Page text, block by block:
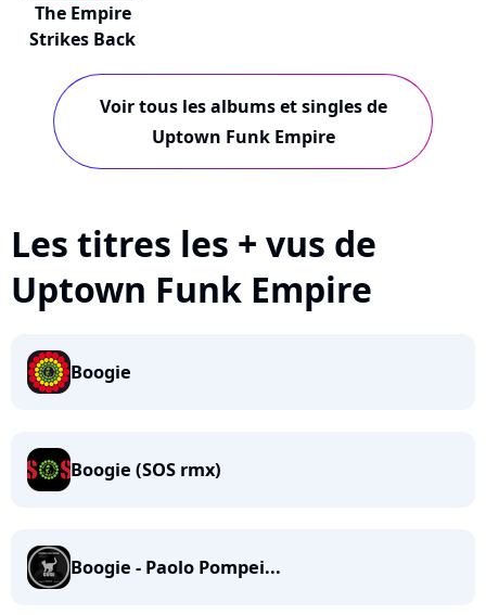
The Empire
Strikes Back
Voir tous les albums et singles de
Uptown Funk Empire
Les titres les + vus de
Uptown Funk Empire
Boogie
Boogie (SOS rmx)
Boogie - Paolo Pompei...